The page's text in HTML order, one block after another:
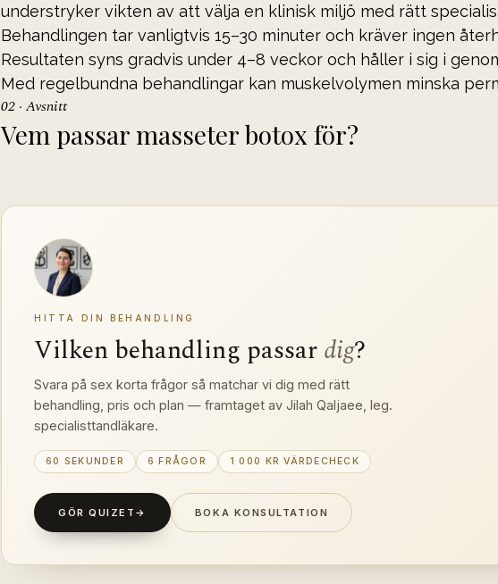
understryker vikten av att välja en klinisk miljö med rätt
Behandlingen tar vanligtvis 15–30 minuter och kräver ingen
Resultaten syns gradvis under 4–8 veckor och håller i sig i
Med regelbundna behandlingar kan muskelvolymen minska
02 · Avsnitt
Vem passar masseter botox för?
HITTA DIN BEHANDLING
Vilken behandling passar dig?
Svara på sex korta frågor så matchar vi dig med rätt
behandling, pris och plan — framtaget av Jilah Qaljaee, leg.
specialisttandläkare.
60 SEKUNDER 6 FRÅGOR 1 000 KR VÄRDECHECK
GÖR QUIZET → BOKA KONSULTATION